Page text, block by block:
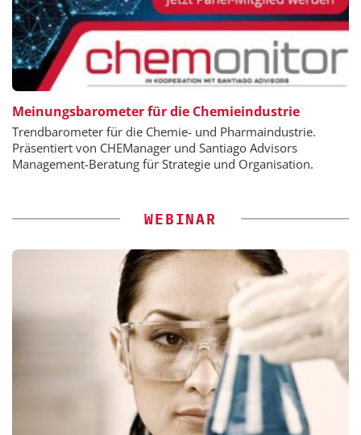
Meinungsbarometer für die Chemieindustrie
Trendbarometer für die Chemie- und Pharmaindustrie.
Präsentiert von CHEManager und Santiago Advisors
Management-Beratung für Strategie und Organisation.
WEBINAR